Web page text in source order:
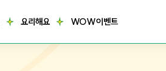
요리해요 WOW이벤트